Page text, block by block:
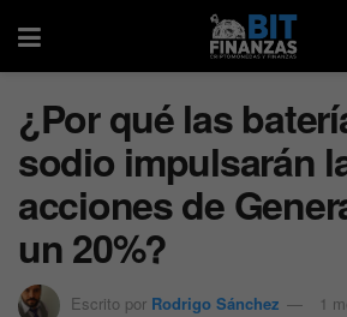
¿Por qué las
sodio impulsarán
acciones de
un 20%?
Escrito por Rodrigo Sánchez 1